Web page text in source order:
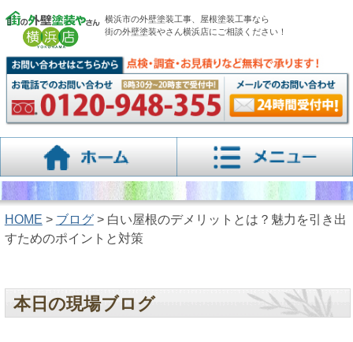
横浜市の外壁塗装工事、屋根塗装工事なら
街の外壁塗装やさん横浜店にご相談ください！
HOME > ブログ> 白い屋根のデメリットとは？魅力を引き出
すためのポイントと対策
本日の現場ブログ